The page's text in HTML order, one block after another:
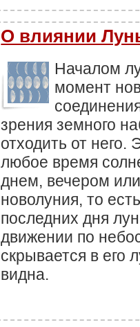
О влиянии
Началом
момент
зрения земного
отходить от него.
любое время
днем, вечером
новолуния, то
последних дня
движении по
скрывается в его
видна.